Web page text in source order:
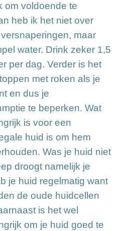
om voldoende te
heb ik het niet over
maar
water. Drink zeker 1,5
per dag. Verder is het
met roken als je
en dus je
te beperken. Wat
is voor een
huid is om hem
Was je huid niet
droogt namelijk je
je huid regelmatig want
de oude huidcellen
is het wel
om je huid goed te